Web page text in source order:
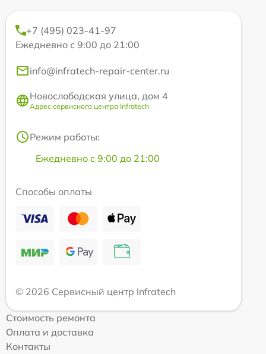
+7 (495) 023-41-97
Ежедневно с 9:00 до 21:00
info@infratech-repair-center.ru
Новослободская улица, дом 4
Адрес сервисного центра Infratech
Режим работы:
Ежедневно с 9:00 до 21:00
Способы оплаты
© 2026 Сервисный центр Infratech
Стоимость ремонта
Оплата и доставка
Контакты